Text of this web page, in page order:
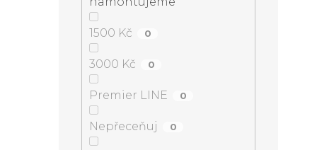
1500 Kč 0
3000 Kč 0
Premier LINE 0
Nepřeceňuj 0